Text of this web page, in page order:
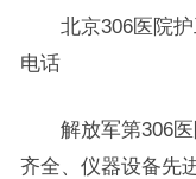
北京306医院护
电话
解放军第306医
齐全、仪器设备先